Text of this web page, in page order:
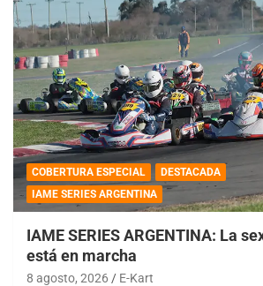
COBERTURA ESPECIAL
DESTACADA
IAME SERIES ARGENTINA
IAME SERIES ARGENTINA: La
está en marcha
8 agosto, 2026 E-Kart